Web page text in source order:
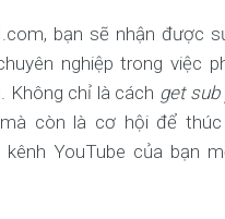
bạn sẽ nhận được
nghiệp trong việc
Không chỉ là cách get sub
mà còn là cơ hội để
kênh YouTube của bạn